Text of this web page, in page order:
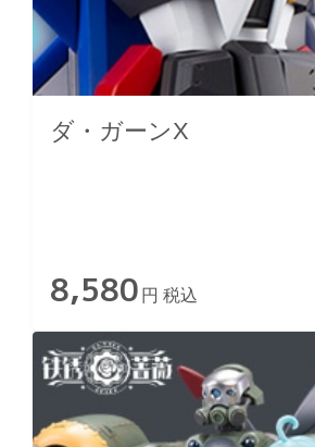
ダ・ガーンX
8,580 円 税込